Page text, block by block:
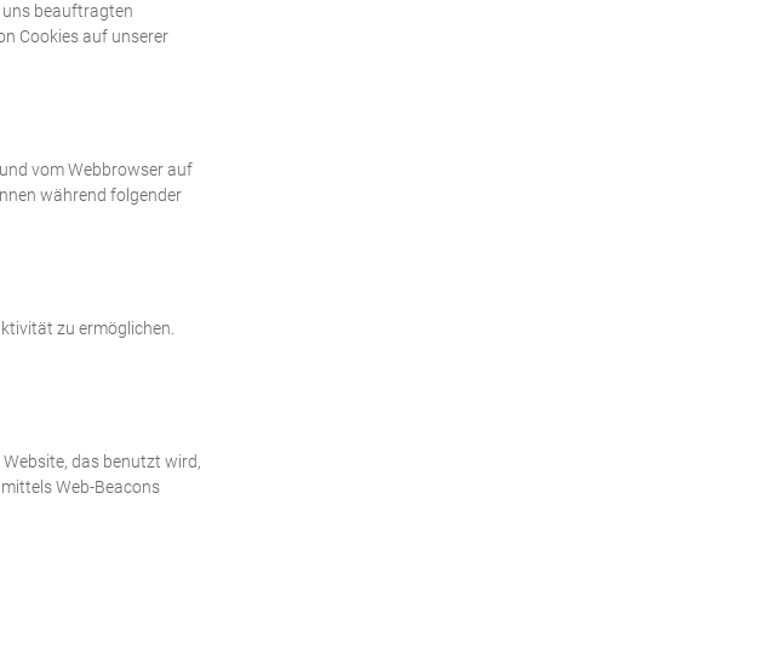
uns beauftragten
Cookies auf unserer
vom Webbrowser auf
während folgender
zu ermöglichen.
das benutzt wird,
Web-Beacons